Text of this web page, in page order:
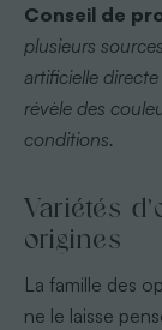
Conseil de
plusieurs
artificielle
révèle des
conditions.
Variétés
origines
La famille des
ne le laisse